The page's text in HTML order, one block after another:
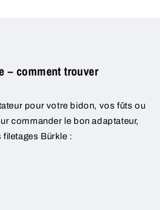
– comment trouver
pour votre bidon, vos fûts ou
commander le bon adaptateur,
Bürkle :